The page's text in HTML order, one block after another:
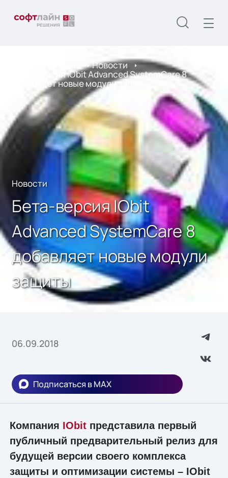
Новости
Бета-версия IObit Advanced SystemCare 8
добавляет новые модули защиты
Новости
Бета-версия IObit
Advanced SystemCare 8
добавляет новые модули
защиты
06.09.2018
Подписаться в MAX
Компания IObitпредставила первый
публичный предварительный релиз для
будущей версии своего комплекса
защиты и оптимизации системы – IObit